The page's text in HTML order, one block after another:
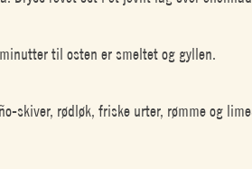
til osten er smeltet og gyllen.
skiver, rødløk, friske urter, rømme og